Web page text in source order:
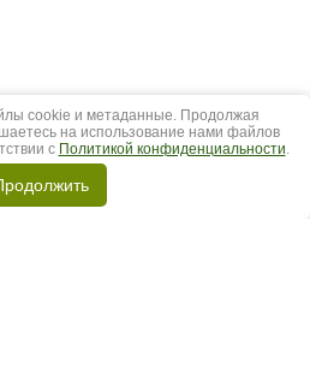
cookie и метаданные. Продолжая
на использование нами файлов
с Политикой конфиденциальности.